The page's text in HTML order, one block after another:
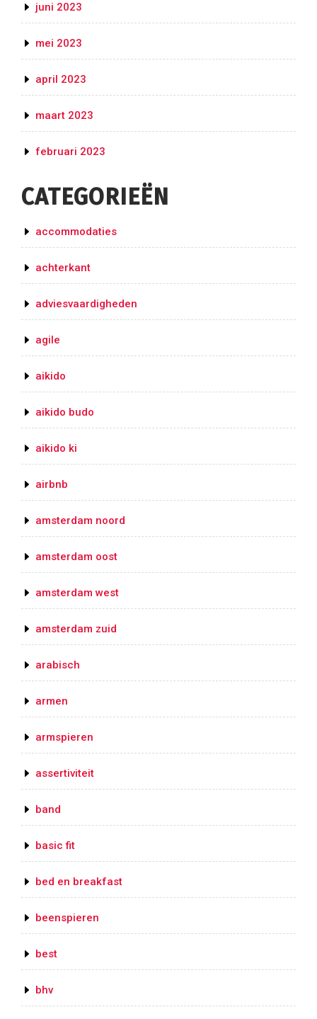
juni 2023
mei 2023
april 2023
maart 2023
februari 2023
CATEGORIEËN
accommodaties
achterkant
adviesvaardigheden
agile
aikido
aikido budo
aikido ki
airbnb
amsterdam noord
amsterdam oost
amsterdam west
amsterdam zuid
arabisch
armen
armspieren
assertiviteit
band
basic fit
bed en breakfast
beenspieren
best
bhv